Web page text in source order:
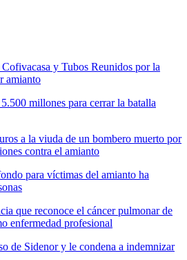
y Tubos Reunidos por la
amianto
millones para cerrar la batalla
a la viuda de un bombero muerto por
contra el amianto
para víctimas del amianto ha
que reconoce el cáncer pulmonar de
enfermedad profesional
de Sidenor y le condena a indemnizar